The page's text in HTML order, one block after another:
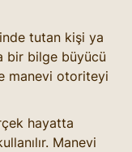
tutan kişi ya
bir bilge büyücü
manevi otoriteyi
hayatta
Manevi